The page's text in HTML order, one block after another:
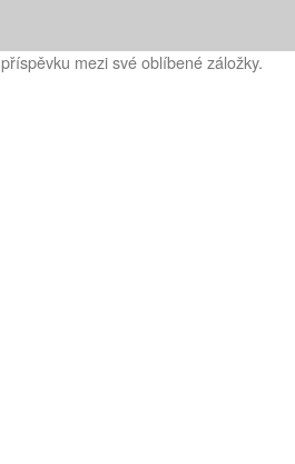
příspěvku mezi své oblíbené záložky.